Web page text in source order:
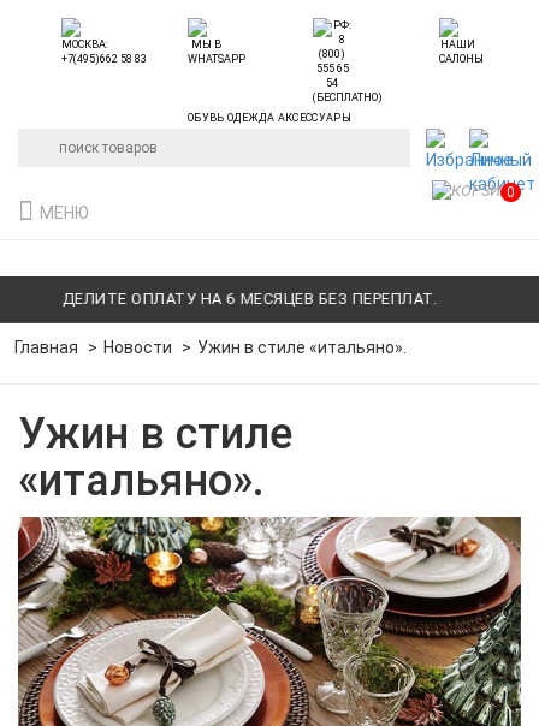
ДЕЛИТЕ ОПЛАТУ НА 6 МЕСЯЦЕВ БЕЗ ПЕРЕПЛАТ.
ОБУВЬ ОДЕЖДА АКСЕССУАРЫ
МЕНЮ
0
Главная Новости Ужин в стиле «итальяно».
Ужин в стиле
«итальяно».